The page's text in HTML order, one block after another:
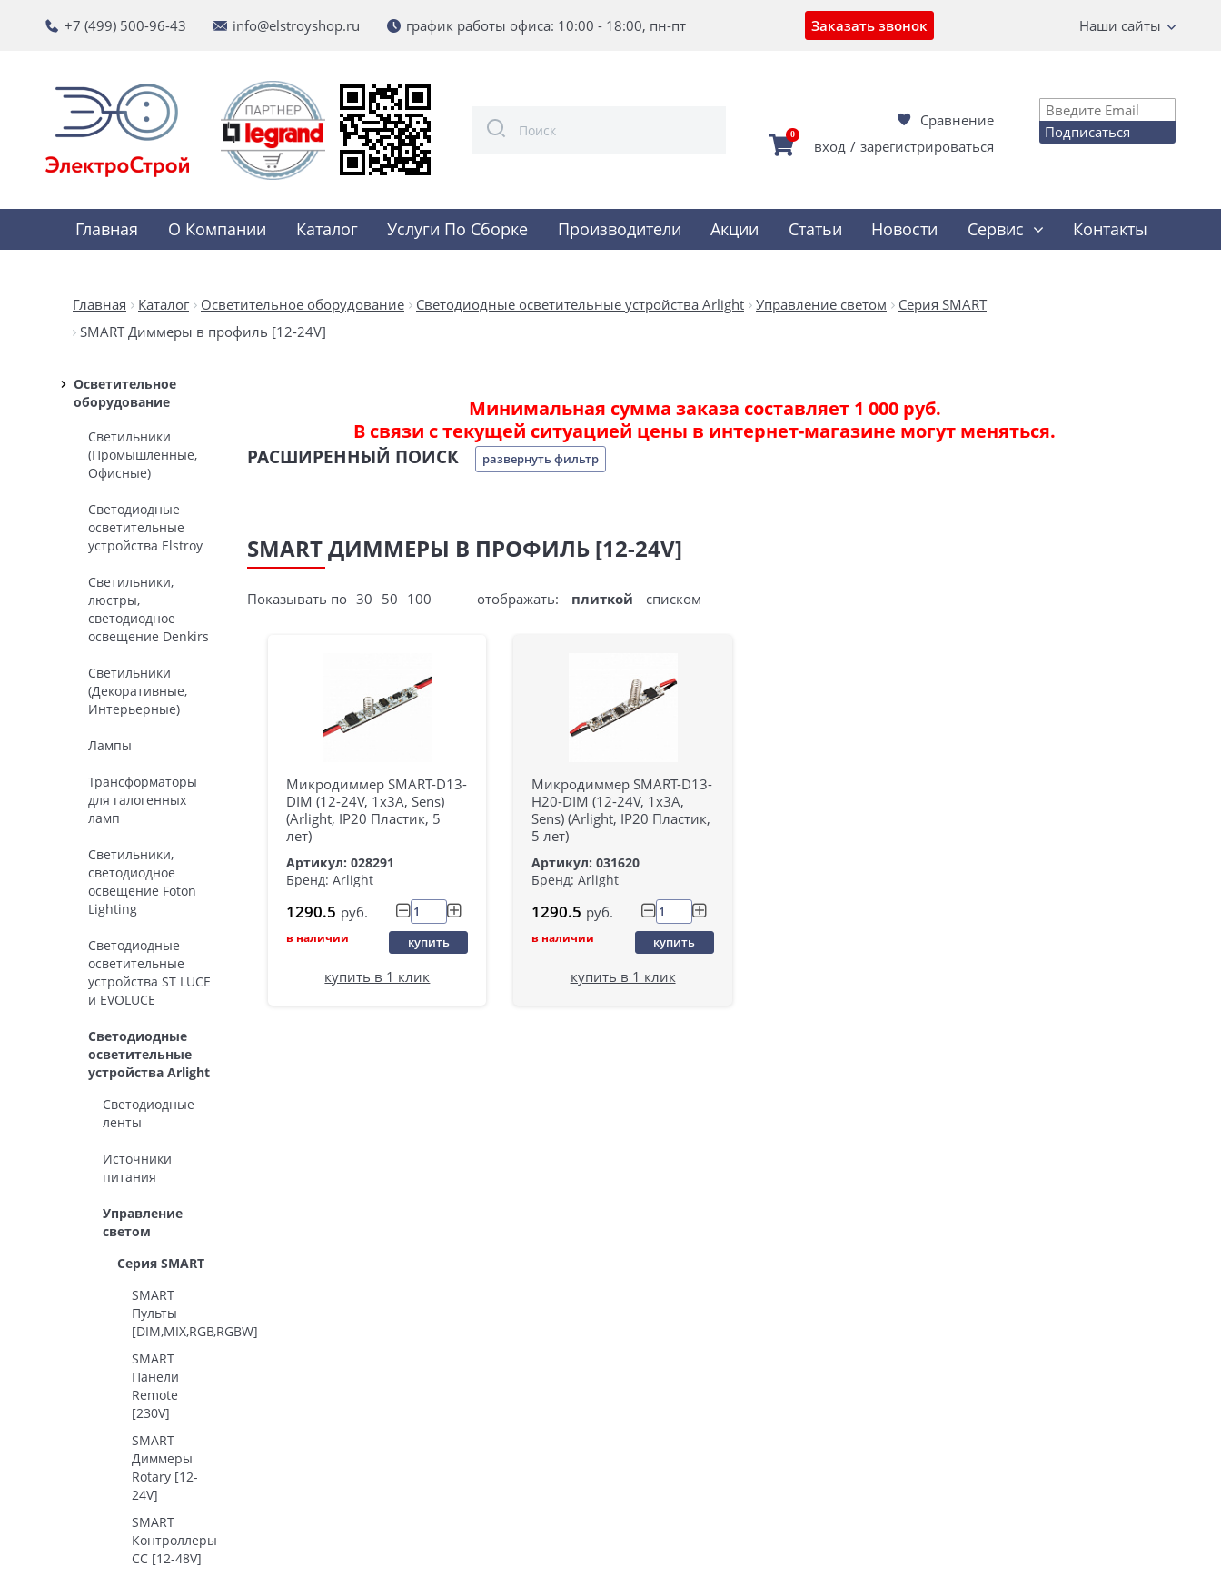
+7 (499) 500-96-43 info@elstroyshop.ru график работы офиса: 10:00 - 18:00, пн-пт Заказать звонок Наши сайты
Сравнение
0
вход / зарегистрироваться
Подписаться
Главная О Компании Каталог Услуги По Сборке Производители Акции Статьи Новости Сервис Контакты
Главная Каталог Осветительное оборудование Светодиодные осветительные устройства Arlight Управление светом
Серия SMART
SMART Диммеры в профиль [12-24V]
Осветительное
оборудование
Светильники
(Промышленные,
Офисные)
Светодиодные
осветительные
устройства Elstroy
Светильники,
люстры,
светодиодное
освещение Denkirs
Светильники
(Декоративные,
Интерьерные)
Лампы
Трансформаторы
для галогенных
ламп
Светильники,
светодиодное
освещение Foton
Lighting
Светодиодные
осветительные
устройства ST LUCE
и EVOLUCE
Светодиодные
осветительные
устройства Arlight
Светодиодные
ленты
Источники
питания
Управление
светом
Серия SMART
SMART
Пульты
[DIM,MIX,RGB,RGBW]
SMART
Панели
Remote
[230V]
SMART
Диммеры
Rotary [12-
24V]
SMART
Контроллеры
CC [12-48V]
Минимальная сумма заказа составляет 1 000 руб.
В связи с текущей ситуацией цены в интернет-магазине могут меняться.
РАСШИРЕННЫЙ ПОИСК развернуть фильтр
SMART ДИММЕРЫ В ПРОФИЛЬ [12-24V]
Показывать по 30 50 100 отображать: плиткой списком
Микродиммер SMART-D13-
DIM (12-24V, 1x3A, Sens)
(Arlight, IP20 Пластик, 5
лет)
Артикул: 028291
Бренд: Arlight
1290.5 руб.
в наличии купить
купить в 1 клик
Микродиммер SMART-D13-
H20-DIM (12-24V, 1x3A,
Sens) (Arlight, IP20 Пластик,
5 лет)
Артикул: 031620
Бренд: Arlight
1290.5 руб.
в наличии купить
купить в 1 клик